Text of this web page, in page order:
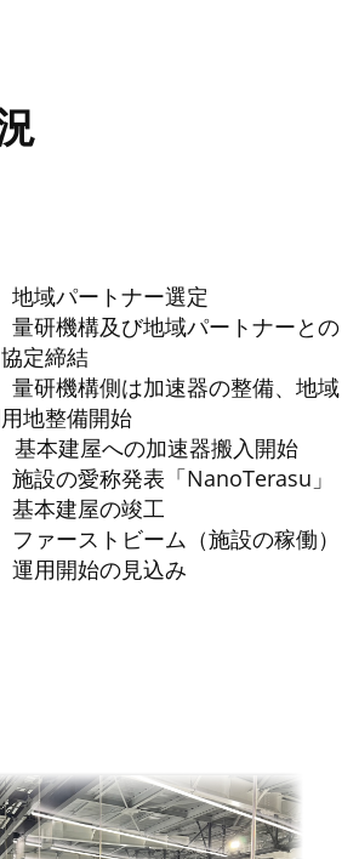
域パートナー選定
研機構及び地域パートナーとの
定締結
研機構側は加速器の整備、地域
地整備開始
本建屋への加速器搬入開始
設の愛称発表「NanoTerasu」
本建屋の竣工
ァーストビーム（施設の稼働）
用開始の見込み